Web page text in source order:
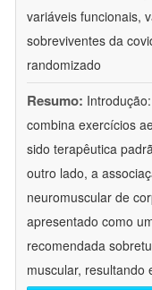
variáveis funcionais,
sobreviventes da
randomizado
Resumo:
combina exercícios
sido terapêutica
outro lado, a
neuromuscular de
apresentado como
recomendada
muscular, resultando